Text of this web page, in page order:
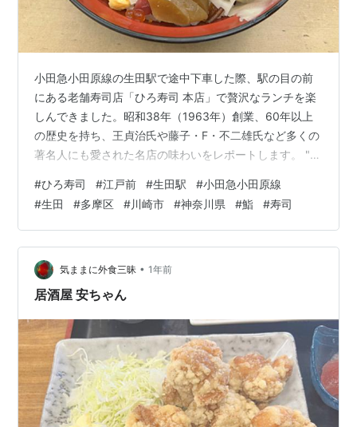
小田急小田原線の生田駅で途中下車した際、駅の目の前
にある老舗寿司店「ひろ寿司 本店」で贅沢なランチを楽
しんできました。昭和38年（1963年）創業、60年以上
の歴史を持ち、王貞治氏や藤子・F・不二雄氏など多くの
著名人にも愛された名店の味わいをレポートします。 "
processed="true" data-sae="" data-copy-service-
computed-style="font-family: Arial, sans-serif; font-
size: 14px; font-weight: 40…
#ひろ寿司 #江戸前 #生田駅 #小田急小田原線
#生田 #多摩区 #川崎市 #神奈川県 #鮨 #寿司
気ままに外食三昧 • 1年前
居酒屋 安ちゃん